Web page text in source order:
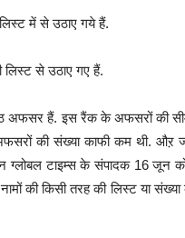
में से उठाए गये हैं.
से उठाए गए हैं.
अफसर हैं. इस रैंक के अफसरों की
की संख्या काफी कम थी.
ग्लोबल टाइम्स के संपादक 16
की किसी तरह की लिस्ट या